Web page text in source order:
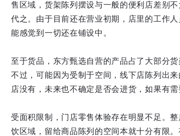
售区域，货架陈列摆设与一般的便利店差别
代之。由于目前还在营业初期，店里的工作
能感觉到一切还在铺设中。
至于货品，东方甄选自营的产品占了大部分
不过，可能因为受制于空间，线下店陈列出
店没有，未来也不确定是否会进货，如果有需
受面积限制，门店零售体验存在明显不足。
饮区域，留给商品陈列的空间本就十分有限